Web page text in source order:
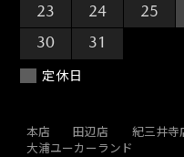
23
24 25
30
31
定休日
本店 田辺店 紀三井寺
大浦ユーカーランド